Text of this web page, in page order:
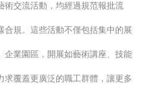
術交流活動，均經過規范報批流
合規。這些活動不僅包括集中的展
企業園區，開展如藝術講座、技能
求覆蓋更廣泛的職工群體，讓更多